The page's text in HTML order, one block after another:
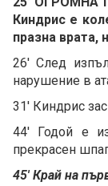
Киндрис е
празна врата,
26' След
нарушение в
31' Киндрис
44' Годой е
прекрасен
45' Край на